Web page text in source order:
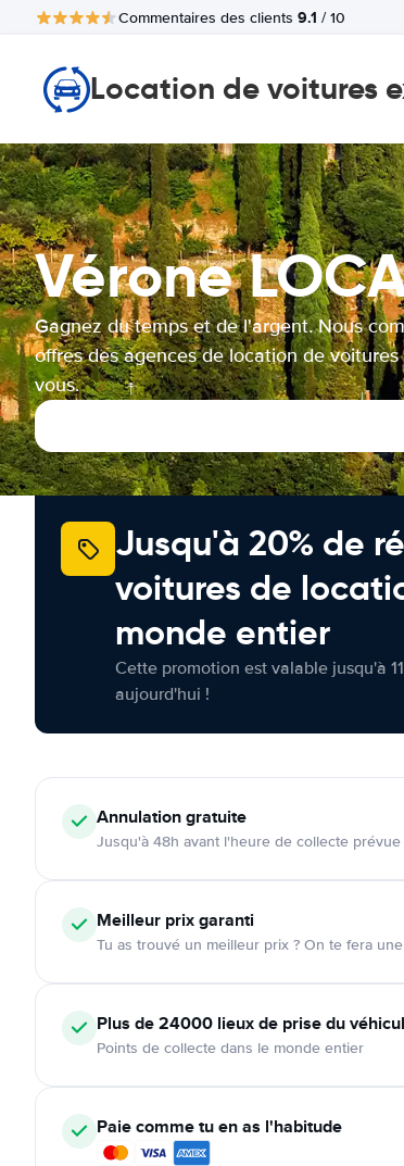
Commentaires des clients 9.1 / 10
Location de voitures
Vérone
Gagnez du temps et de l'argent. Nous
offres des agences de location de
vous.
Jusqu'à 20% de
voitures de
monde entier
Cette promotion est valable jusqu'à
aujourd'hui !
Annulationgratuite
Jusqu'à 48h avant l'heure de collecte prévue
Meilleur prix garanti
Tu as trouvé un meilleur prix ? On te fera
Plus de 24000 lieux de prise du
Points de collecte dans le monde entier
Paie comme tu en as l'habitude